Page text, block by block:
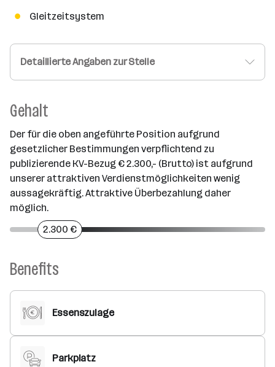
Gleitzeitsystem
Detaillierte Angaben zur Stelle
Gehalt
Der für die oben angeführte Position aufgrund
gesetzlicher Bestimmungen verpflichtend zu
publizierende KV-Bezug € 2.300,- (Brutto) ist aufgrund
unserer attraktiven Verdienstmöglichkeiten wenig
aussagekräftig. Attraktive Überbezahlung daher
möglich.
2.300 €
Benefits
Essenszulage
Parkplatz